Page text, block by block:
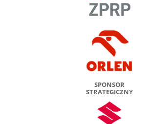
SPONSOR
STRATEGICZNY